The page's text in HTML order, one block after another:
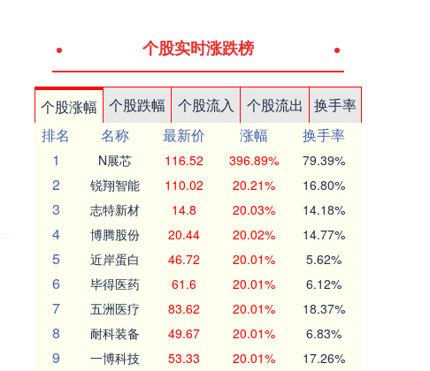
个股实时涨跌榜
个股涨幅 个股跌幅 个股流入 个股流出
换手率
排名
名称 最新价 涨幅
换手率
1
N展芯 116.52 396.89% 79.39%
2 锐翔智能 110.02 20.21% 16.80%
3 志特新材 14.8 20.03% 14.18%
4 博腾股份 20.44 20.02% 14.77%
5 近岸蛋白 46.72 20.01% 5.62%
6 毕得医药 61.6 20.01% 6.12%
7 五洲医疗 83.62 20.01% 18.37%
8 耐科装备 49.67 20.01% 6.83%
9 一博科技 53.33 20.01% 17.26%